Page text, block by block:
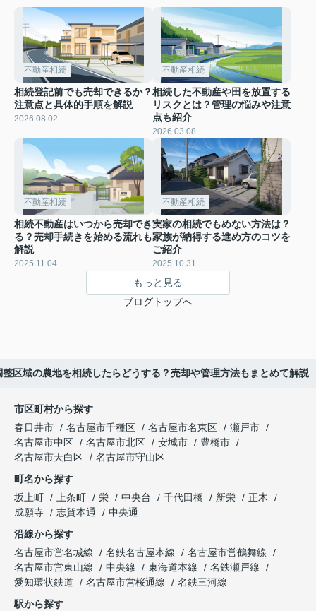
不動産相続
相続登記前でも売却できるか？
注意点と具体的手順を解説
2026.08.02
不動産相続
相続した不動産や田を放置する
リスクとは？管理の悩みや注意
点も紹介
2026.03.08
不動産相続
相続不動産はいつから売却でき
る？売却手続きを始める流れも
解説
2025.11.04
不動産相続
実家の相続でもめない方法は？
家族が納得する進め方のコツを
ご紹介
2025.10.31
もっと見る
ブログトップへ
整区域の農地を相続したらどうする？売却や管理方法もまとめて解説
市区町村から探す
春日井市
名古屋市千種区 名古屋市名東区
瀬戸市
名古屋市中区
名古屋市北区 安城市
豊橋市
名古屋市天白区
名古屋市守山区
町名から探す
坂上町
上条町 栄 中央台 千代田橋 新栄
正木
成願寺
志賀本通
中央通
沿線から探す
名古屋市営名城線
名鉄名古屋本線
名古屋市営鶴舞線
名古屋市営東山線
中央線 東海道本線
名鉄瀬戸線
愛知環状鉄道
名古屋市営桜通線
名鉄三河線
駅から探す